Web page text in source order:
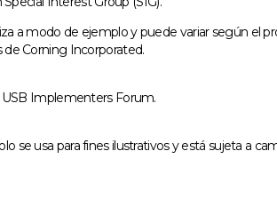
a modo de ejemplo y puede variar según el
de Corning Incorporated.
Implementers Forum.
se usa para fines ilustrativos y está sujeta a